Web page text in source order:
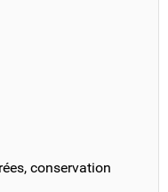
conservation